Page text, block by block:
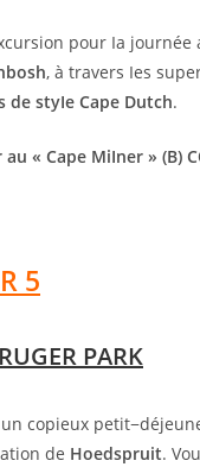
pour Ia journée
, à travers Ies
de styIe Cape Dutch.
au « Cape MiIner » (B)
5
PARK
copieux
de Hoedspruit.